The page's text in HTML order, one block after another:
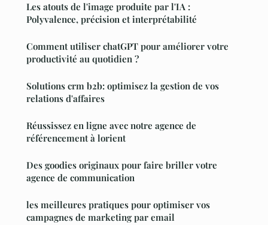
Les atouts de l'image produite par l'IA :
Polyvalence, précision et interprétabilité
Comment utiliser chatGPT pour améliorer votre
productivité au quotidien ?
Solutions crm b2b: optimisez la gestion de vos
relations d'affaires
Réussissez en ligne avec notre agence de
référencement à lorient
Des goodies originaux pour faire briller votre
agence de communication
les meilleures pratiques pour optimiser vos
campagnes de marketing par email